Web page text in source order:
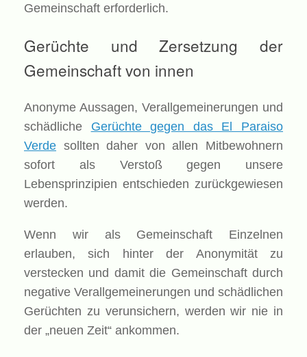
Gemeinschaft erforderlich.
Gerüchte und Zersetzung der
Gemeinschaft von innen
Anonyme Aussagen, Verallgemeinerungen und
schädliche Gerüchte gegen das El Paraiso
Verde sollten daher von allen Mitbewohnern
sofort als Verstoß gegen unsere
Lebensprinzipien entschieden zurückgewiesen
werden.
Wenn wir als Gemeinschaft Einzelnen
erlauben, sich hinter der Anonymität zu
verstecken und damit die Gemeinschaft durch
negative Verallgemeinerungen und schädlichen
Gerüchten zu verunsichern, werden wir nie in
der „neuen Zeit“ ankommen.